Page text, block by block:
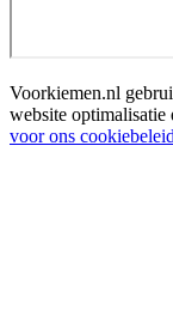
Voorkiemen.nl
website optimalisatie
voor ons cookiebeleid